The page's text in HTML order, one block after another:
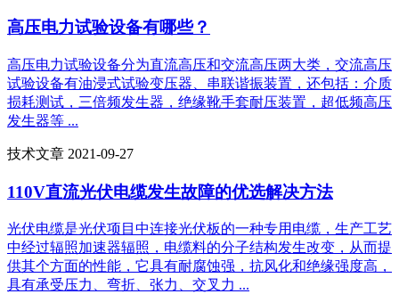
高压电力试验设备有哪些？
高压电力试验设备分为直流高压和交流高压两大类，交流高压
试验设备有油浸式试验变压器、串联谐振装置，还包括：介质
损耗测试，三倍频发生器，绝缘靴手套耐压装置，超低频高压
发生器等 ...
技术文章 2021-09-27
110V直流光伏电缆发生故障的优选解决方法
光伏电缆是光伏项目中连接光伏板的一种专用电缆，生产工艺
中经过辐照加速器辐照，电缆料的分子结构发生改变，从而提
供其个方面的性能，它具有耐腐蚀强，抗风化和绝缘强度高，
具有承受压力、弯折、张力、交叉力 ...